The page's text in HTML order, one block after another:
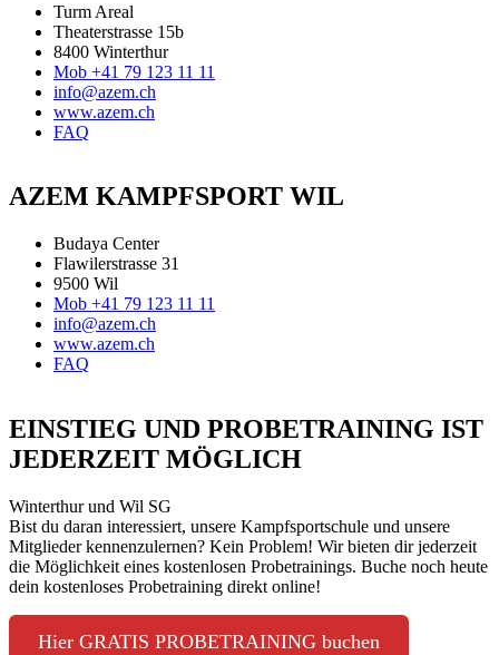
Turm Areal
Theaterstrasse 15b
8400 Winterthur
Mob +41 79 123 11 11
info@azem.ch
www.azem.ch
FAQ
AZEM KAMPFSPORT WIL
Budaya Center
Flawilerstrasse 31
9500 Wil
Mob +41 79 123 11 11
info@azem.ch
www.azem.ch
FAQ
EINSTIEG UND PROBETRAINING IST
JEDERZEIT MÖGLICH
Winterthur und Wil SG
Bist du daran interessiert, unsere Kampfsportschule und unsere
Mitglieder kennenzulernen? Kein Problem! Wir bieten dir jederzeit
die Möglichkeit eines kostenlosen Probetrainings. Buche noch heute
dein kostenloses Probetraining direkt online!
Hier GRATIS PROBETRAINING buchen